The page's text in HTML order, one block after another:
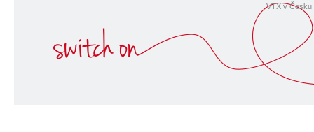
VTX v Česku